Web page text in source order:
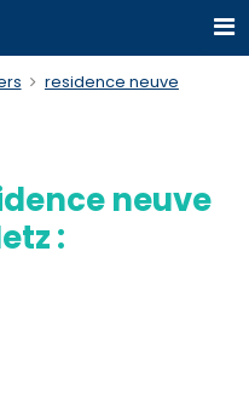
residence neuve
neuve
: